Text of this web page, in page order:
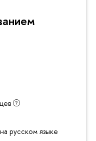
русском языке